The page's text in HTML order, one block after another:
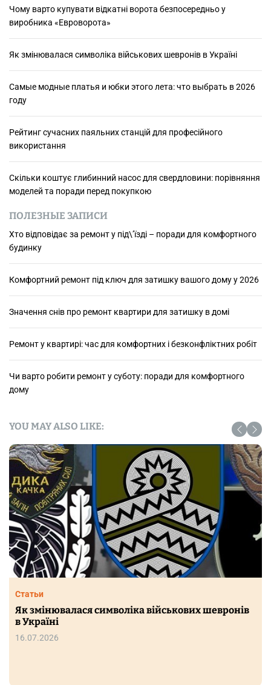
и
:
Чому варто купувати відкатні ворота безпосередньо у
виробника «Евроворота»
Як змінювалася символіка військових шевронів в Україні
Самые модные платья и юбки этого лета: что выбрать в 2026
году
Рейтинг сучасних паяльних станцій для професійного
використання
Скільки коштує глибинний насос для свердловини: порівняння
моделей та поради перед покупкою
ПОЛЕЗНЫЕ ЗАПИСИ
Хто відповідає за ремонт у під\’їзді – поради для комфортного
будинку
Комфортний ремонт під ключ для затишку вашого дому у 2026
Значення снів про ремонт квартири для затишку в домі
Ремонт у квартирі: час для комфортних і безконфліктних робіт
Чи варто робити ремонт у суботу: поради для комфортного
дому
YOU MAY ALSO LIKE:
Статьи
Як змінювалася символіка військових шевронів
в Україні
16.07.2026